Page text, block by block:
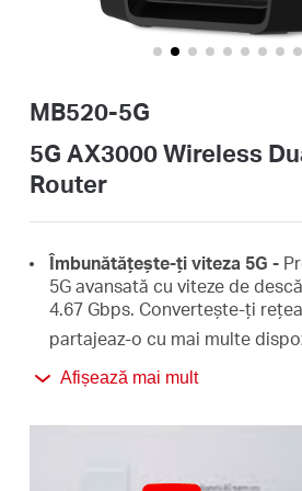
română
MB520-5G
5G AX3000 Wireless
Router
Îmbunătățește-ți viteza 5G -
5G avansată cu viteze de
4.67 Gbps. Convertește-ți
partajeaz-o cu mai multe
AX3000 Dual Band
Afișează mai mult